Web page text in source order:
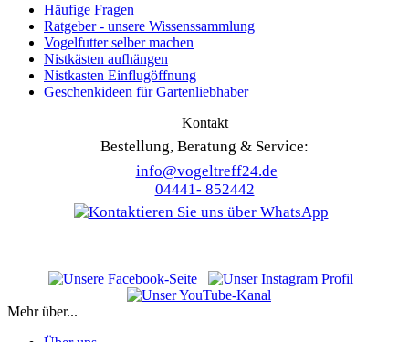
Häufige Fragen
Ratgeber - unsere Wissenssammlung
Vogelfutter selber machen
Nistkästen aufhängen
Nistkasten Einflugöffnung
Geschenkideen für Gartenliebhaber
Kontakt
Bestellung, Beratung & Service:
info@vogeltreff24.de
04441- 852442
Mehr über...